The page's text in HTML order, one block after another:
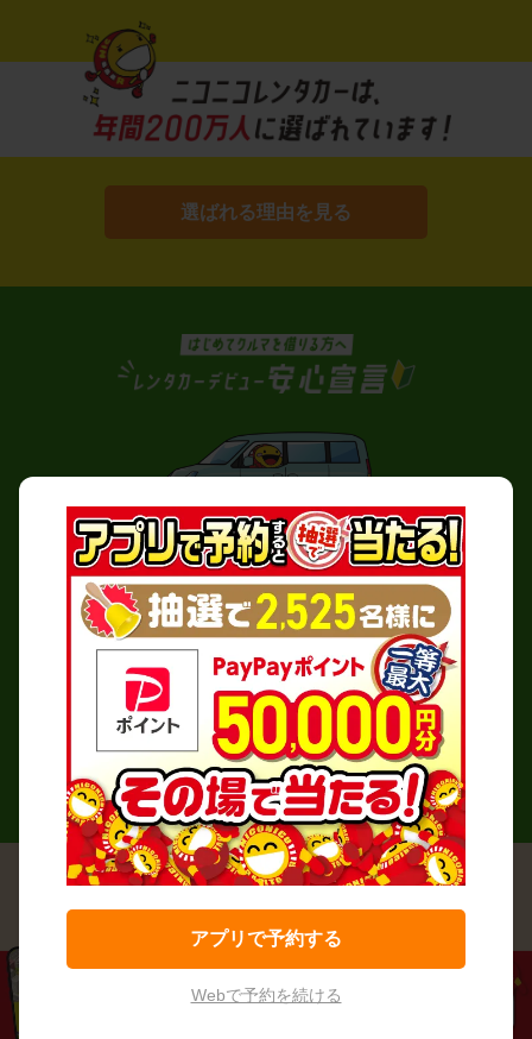
選ばれる理由を見る
レンタカーご利用の基本的な流れを、
初めての方にもわかりやすく解説。
レンタカーご利用の際のよくある疑問
や不安を解消します！
詳しく見る
アプリで予約する
Webで予約を続ける